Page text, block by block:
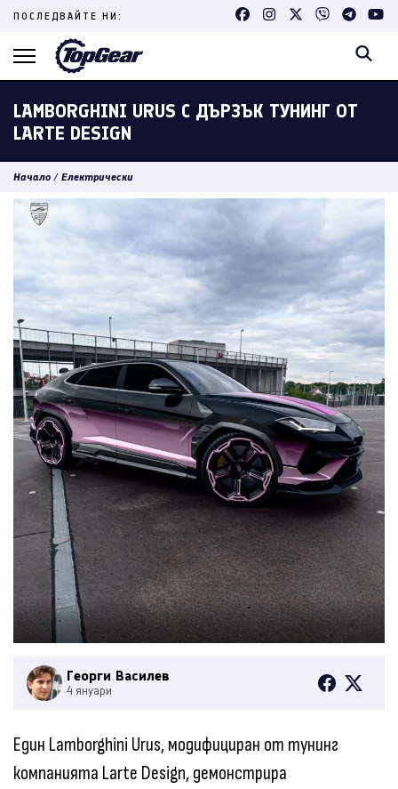
Skip
content
ПОСЛЕДВАЙТЕ НИ:
LAMBORGHINI URUS С ДЪРЗЪК ТУНИНГ ОТ
LARTE DESIGN
Начало / Електрически
Георги Василев
4 януари
Един Lamborghini Urus, модифициран от тунинг
компанията Larte Design, демонстрира